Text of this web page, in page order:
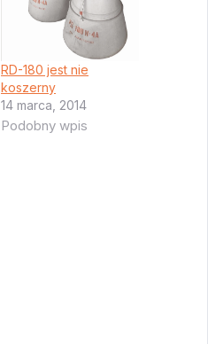
RD-180 jest nie
koszerny
14 marca, 2014
Podobny wpis